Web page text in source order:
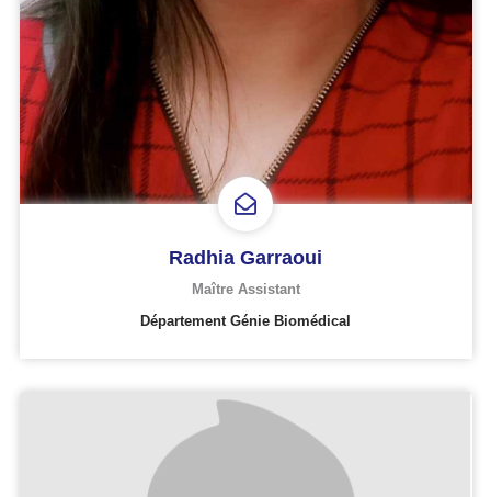
Radhia Garraoui
Maître Assistant
Département Génie Biomédical